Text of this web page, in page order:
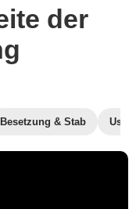
der
Besetzung & Stab